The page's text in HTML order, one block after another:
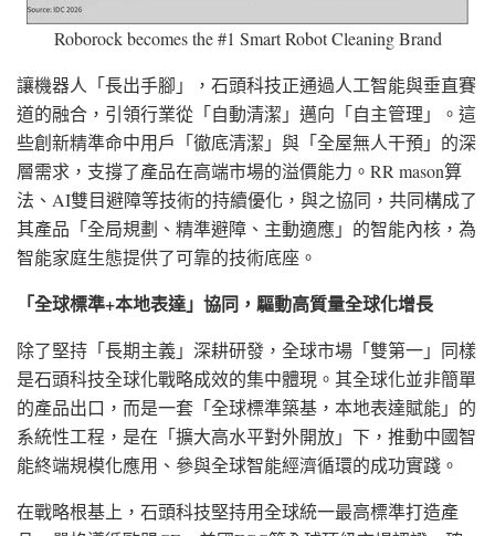
Roborock becomes the #1 Smart Robot Cleaning Brand
讓機器人「長出手腳」，石頭科技正通過人工智能與垂直賽
道的融合，引領行業從「自動清潔」邁向「自主管理」。這
些創新精準命中用戶「徹底清潔」與「全屋無人干預」的深
層需求，支撐了產品在高端市場的溢價能力。RR mason算
法、AI雙目避障等技術的持續優化，與之協同，共同構成了
其產品「全局規劃、精準避障、主動適應」的智能內核，為
智能家庭生態提供了可靠的技術底座。
「全球標準+本地表達」協同，驅動高質量全球化增長
除了堅持「長期主義」深耕研發，全球市場「雙第一」同樣
是石頭科技全球化戰略成效的集中體現。其全球化並非簡單
的產品出口，而是一套「全球標準築基，本地表達賦能」的
系統性工程，是在「擴大高水平對外開放」下，推動中國智
能終端規模化應用、參與全球智能經濟循環的成功實踐。
在戰略根基上，石頭科技堅持用全球統一最高標準打造產